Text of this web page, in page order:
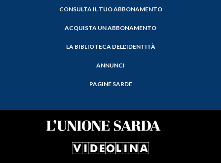
CONSULTA IL TUO ABBONAMENTO
ACQUISTA UN ABBONAMENTO
LA BIBLIOTECA DELL'IDENTITÀ
ANNUNCI
PAGINE SARDE